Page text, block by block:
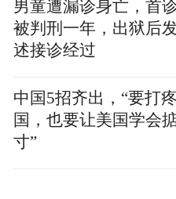
男童遭漏诊身亡，首
被判刑一年，出狱后
述接诊经过
中国5招齐出，“要打
国，也要让美国学会
寸”